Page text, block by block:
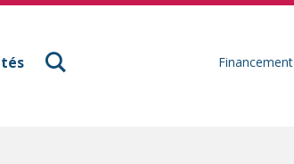
Financement